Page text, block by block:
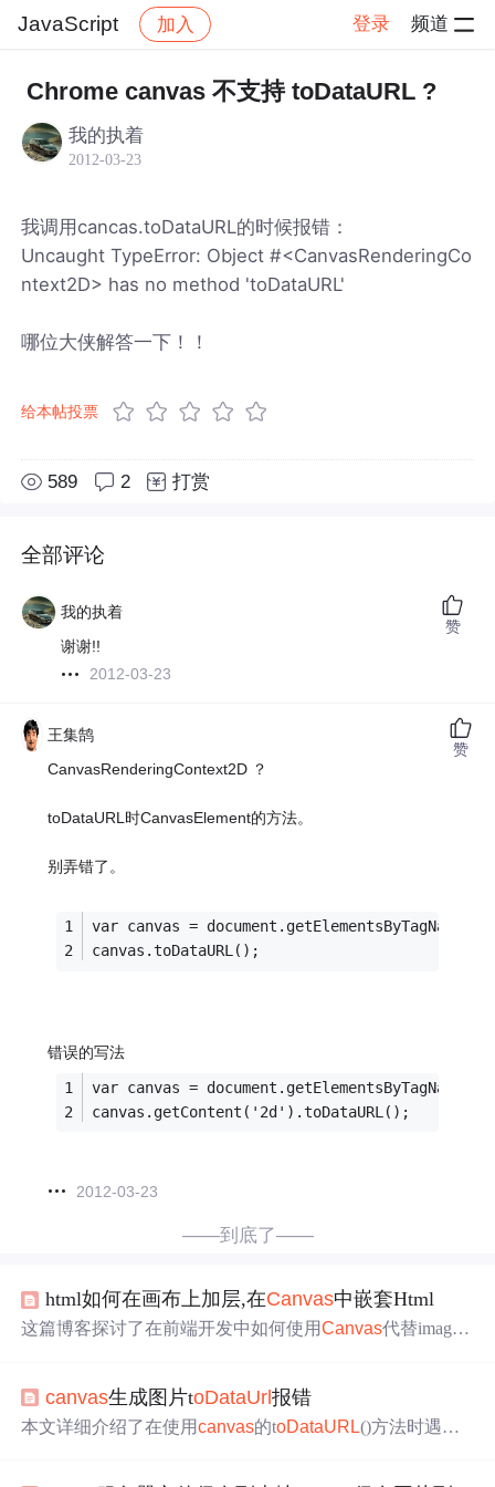
JavaScript 加入 登录 频道
社区 帖子详情
Chrome canvas 不支持 toDataURL ?
我的执着
2012-03-23
我调用cancas.toDataURL的时候报错：
Uncaught TypeError: Object #<CanvasRenderingCo
ntext2D> has no method 'toDataURL'
哪位大侠解答一下！！
给本帖投票
589 2 打赏
全部评论
我的执着
谢谢!!
2012-03-23
赞
王集鹄
CanvasRenderingContext2D ？
toDataURL时CanvasElement的方法。
别弄错了。
var canvas =
canvas.toDataURL();
错误的写法
var canvas =
canvas.getContent('2d').toDataURL();
2012-03-23
赞
——到底了——
html如何在画布上加层,在Canvas中嵌套Html
这篇博客探讨了在前端开发中如何使用Canvas代替imagem
端代码重复。通过Canvas的toDataURL
转换为Base64编码，然后传回后端进行保存。文章中提供
canvas生成图片toDataUrl报错
本文详细介绍了在使用canvas的toDataURL()方法时遇到